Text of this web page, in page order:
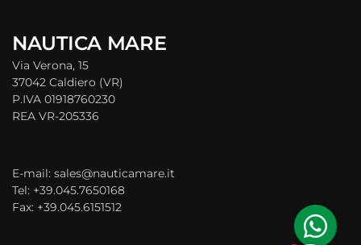
NAUTICA MARE
Via Verona, 15
37042 Caldiero (VR)
P.IVA 01918760230
REA VR-205336
E-mail: sales@nauticamare.it
Tel: +39.045.7650168
Fax: +39.045.6151512